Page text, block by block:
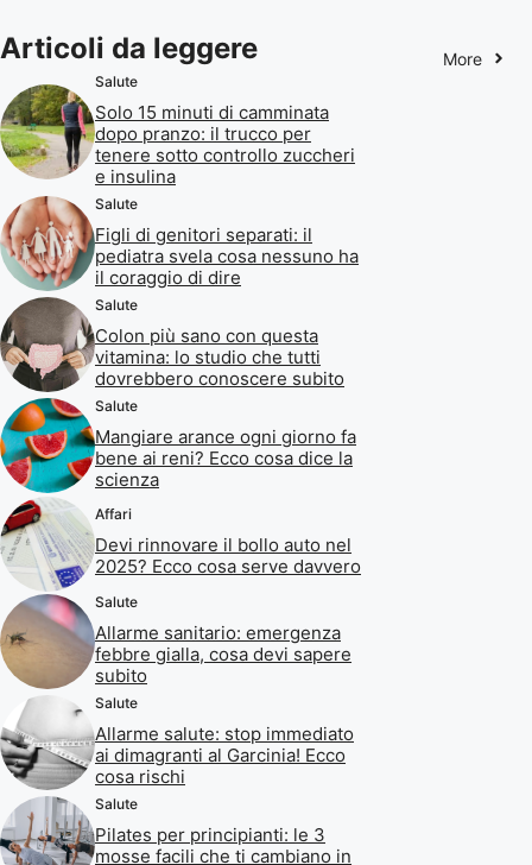
Articoli da leggere More
Salute
Solo 15 minuti di camminata
dopo pranzo: il trucco per
tenere sotto controllo zuccheri
e insulina
Salute
Figli di genitori separati: il
pediatra svela cosa nessuno ha
il coraggio di dire
Salute
Colon più sano con questa
vitamina: lo studio che tutti
dovrebbero conoscere subito
Salute
Mangiare arance ogni giorno fa
bene ai reni? Ecco cosa dice la
scienza
Affari
Devi rinnovare il bollo auto nel
2025? Ecco cosa serve davvero
Salute
Allarme sanitario: emergenza
febbre gialla, cosa devi sapere
subito
Salute
Allarme salute: stop immediato
ai dimagranti al Garcinia! Ecco
cosa rischi
Salute
Pilates per principianti: le 3
mosse facili che ti cambiano in